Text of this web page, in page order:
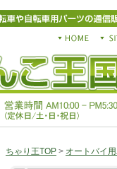
ちゃり王TOP > オートバイ